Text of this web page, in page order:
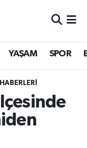
YAŞAM SPOR